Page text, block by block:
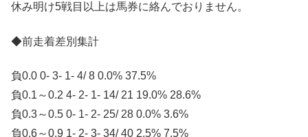
休み明け5戦目以上は馬券に絡んでおりません。
◆前走着差別集計
負0.0 0- 3- 1- 4/ 8 0.0% 37.5%
負0.1～0.2 4- 2- 1- 14/ 21 19.0% 28.6%
負0.3～0.5 0- 1- 2- 25/ 28 0.0% 3.6%
負0.6～0.9 1- 2- 3- 34/ 40 2.5% 7.5%